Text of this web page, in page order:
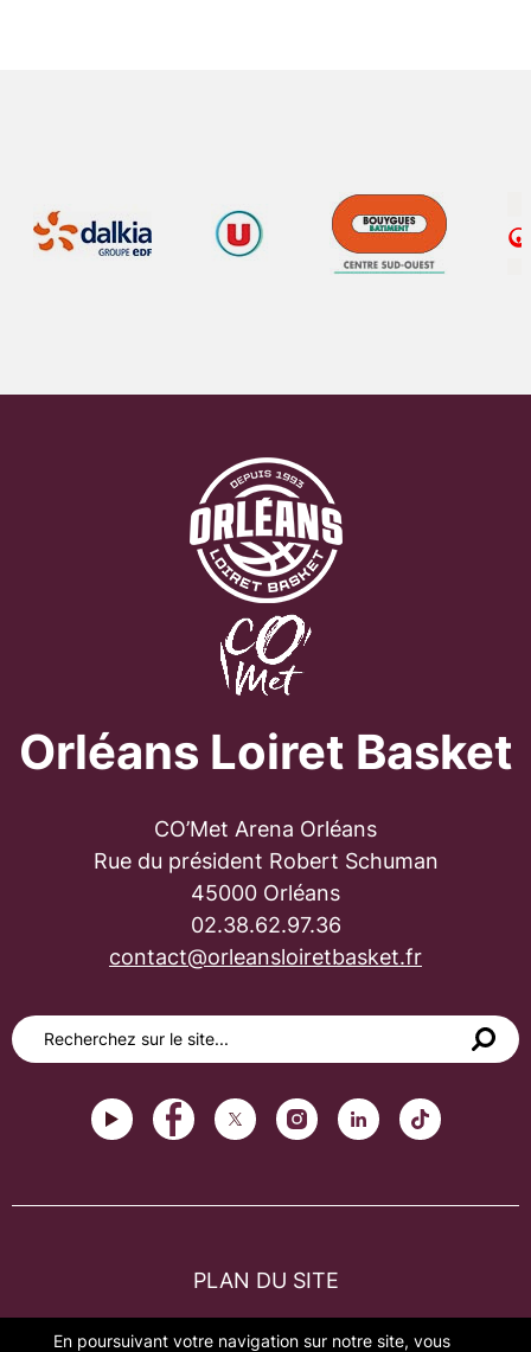
En poursuivant votre navigation sur notre site, vous
Orléans Loiret Basket
CO’Met Arena Orléans
Rue du président Robert Schuman
45000 Orléans
02.38.62.97.36
contact@orleansloiretbasket.fr
PLAN DU SITE